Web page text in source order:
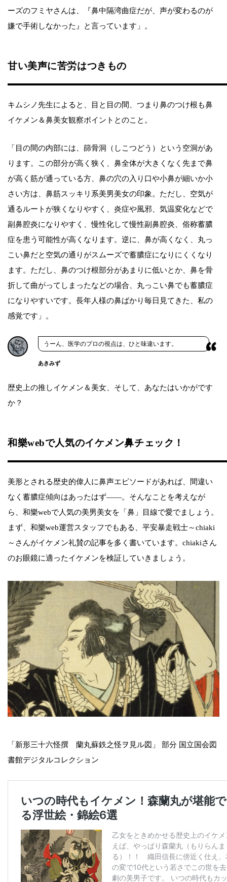
ーズのフミヤさんは、『鼻中隔湾曲症だが、声が変わるのが
嫌で手術しなかった』と言っています」。
甘い美声に苦労はつきもの
キムシノ先生によると、目と目の間、つまり鼻のつけ根も鼻
イケメン＆鼻美女観察ポイントとのこと。
「目の間の内部には、篩骨洞（しこつどう）という空洞があ
ります。この部分が高く狭く、鼻全体が大きくなく先まで鼻
が高く筋が通っている方、鼻の穴の入り口や小鼻が細いか小
さい方は、鼻筋スッキリ系美男美女の印象。ただし、空気が
通るルートが狭くなりやすく、炎症や風邪、気温変化などで
副鼻腔炎になりやすく、慢性化して慢性副鼻腔炎、俗称蓄膿
症を患う可能性が高くなります。逆に、鼻が高くなく、丸っ
こい鼻だと空気の通りがスムーズで蓄膿症になりにくくなり
ます。ただし、鼻のつけ根部分があまりに低いとか、鼻を骨
折して曲がってしまったなどの場合、丸っこい鼻でも蓄膿症
になりやすいです。長年人様の鼻ばかり毎日見てきた、私の
感覚です」。
うーん、医学のプロの視点は、ひと味違います。
あきみず
歴史上の推しイケメン＆美女、そして、あなたはいかがです
か？
和樂webで人気のイケメン鼻チェック！
美形とされる歴史的偉人に鼻声エピソードがあれば、間違い
なく蓄膿症傾向はあったはず――。そんなことを考えなが
ら、和樂webで人気の美男美女を「鼻」目線で愛でましょう。
まず、和樂web運営スタッフでもある、平安暴走戦士～chiaki
～さんがイケメン礼賛の記事を多く書いています。chiakiさん
のお眼鏡に適ったイケメンを検証していきましょう。
「新形三十六怪撰 蘭丸蘇鉄之怪ヲ見ル図」 部分 国立国会図
書館デジタルコレクション